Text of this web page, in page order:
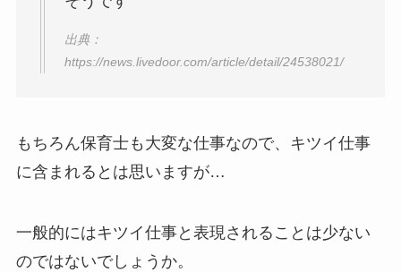
出典：
https://news.livedoor.com/article/detail/24538021/
もちろん保育士も大変な仕事なので、キツイ仕事
に含まれるとは思いますが…
一般的にはキツイ仕事と表現されることは少ない
のではないでしょうか。